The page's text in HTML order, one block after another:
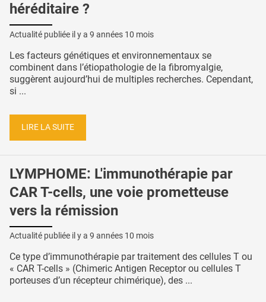
héréditaire ?
Actualité publiée il y a 9 années 10 mois
Les facteurs génétiques et environnementaux se
combinent dans l’étiopathologie de la fibromyalgie,
suggèrent aujourd’hui de multiples recherches. Cependant,
si ...
LIRE LA SUITE
LYMPHOME: L'immunothérapie par
CAR T-cells, une voie prometteuse
vers la rémission
Actualité publiée il y a 9 années 10 mois
Ce type d’immunothérapie par traitement des cellules T ou
« CAR T-cells » (Chimeric Antigen Receptor ou cellules T
porteuses d’un récepteur chimérique), des ...